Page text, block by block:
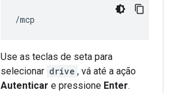
Use as teclas de seta para
selecionar drive , vá até a ação
Autenticar e pressione Enter.